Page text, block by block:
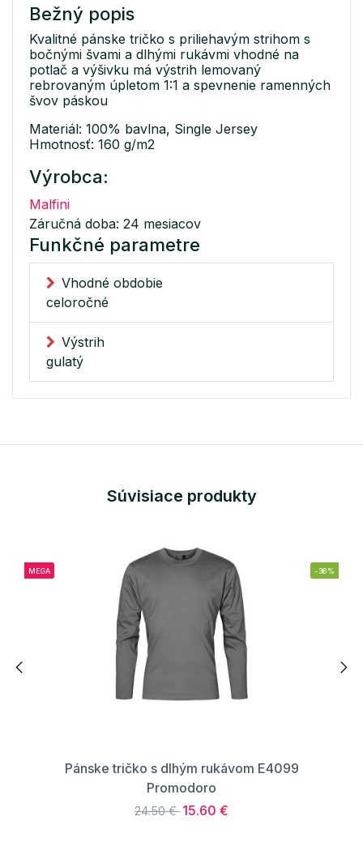
Bežný popis
Kvalitné pánske tričko s priliehavým strihom s
bočnými švami a dlhými rukávmi vhodné na
potlač a výšivku má výstrih lemovaný
rebrovaným úpletom 1:1 a spevnenie ramenných
švov páskou
Materiál: 100% bavlna, Single Jersey
Hmotnosť: 160 g/m2
Výrobca:
Malfini
Záručná doba: 24 mesiacov
Funkčné parametre
Vhodné obdobie
celoročné
Výstrih
gulatý
Súvisiace produkty
MEGA -36%
Pánske tričko s dlhým rukávom E4099
Promodoro
24.50 € 15.60 €